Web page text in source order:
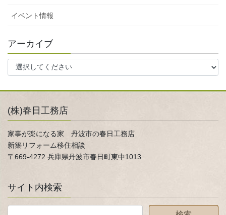
イベント情報
アーカイブ
(株)春日工務店
家事が楽になる家 丹波市の春日工務店
新築リフォーム移住相談
〒669-4272 兵庫県丹波市春日町東中1013
サイト内検索